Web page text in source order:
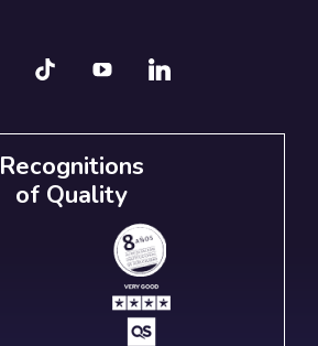
Recognitions
of Quality